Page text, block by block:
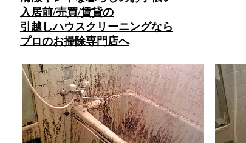
入居前/売買/賃貸の
引越しハウスクリーニングなら
プロのお掃除専門店へ